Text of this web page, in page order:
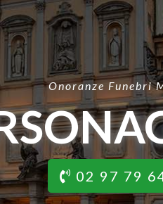
Onoranze Funebri
02 97 79